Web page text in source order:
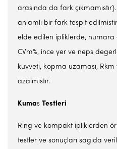
arasında da fark
anlamlı bir fark tespit
elde edilen ipliklerde, numara
CVm%, ince yer ve neps
kuvveti, kopma uzaması,
azalmıstır.
Kumas Testleri
Ring ve kompakt ipliklerden
testler ve sonuçları sagıda